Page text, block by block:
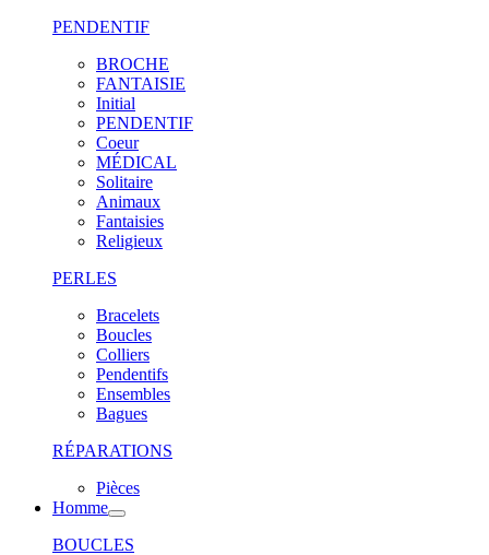
PENDENTIF
BROCHE
FANTAISIE
Initial
PENDENTIF
Coeur
MÉDICAL
Solitaire
Animaux
Fantaisies
Religieux
PERLES
Bracelets
Boucles
Colliers
Pendentifs
Ensembles
Bagues
RÉPARATIONS
Pièces
Homme
BOUCLES